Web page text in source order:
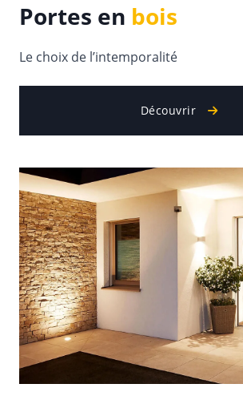
Portes en bois
Le choix de l’intemporalité
Découvrir